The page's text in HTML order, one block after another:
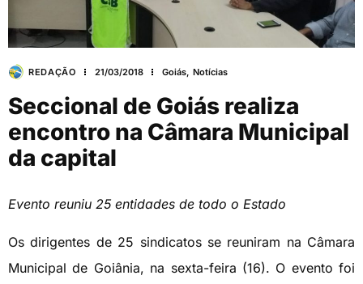
REDAÇÃO 21/03/2018 Goiás, Notícias
Seccional de Goiás realiza
encontro na Câmara Municipal
da capital
Evento reuniu 25 entidades de todo o Estado
Os dirigentes de 25 sindicatos se reuniram na Câmara
Municipal de Goiânia, na sexta-feira (16). O evento foi